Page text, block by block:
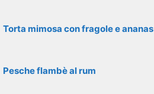
Torta mimosa con fragole e ananas
Pesche flambè al rum